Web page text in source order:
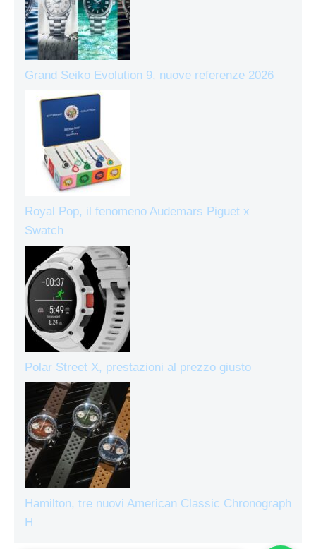
Grand Seiko Evolution 9, nuove referenze 2026
Royal Pop, il fenomeno Audemars Piguet x
Swatch
Polar Street X, prestazioni al prezzo giusto
Hamilton, tre nuovi American Classic Chronograph
H